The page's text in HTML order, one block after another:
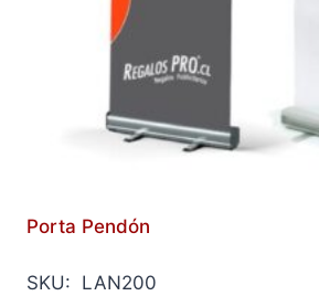
Porta Pendón
SKU: LAN200